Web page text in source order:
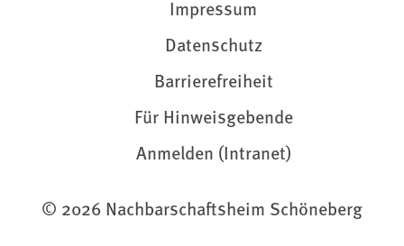
Impressum
Datenschutz
Barrierefreiheit
Für Hinweisgebende
Anmelden (Intranet)
© 2026 Nachbarschaftsheim Schöneberg